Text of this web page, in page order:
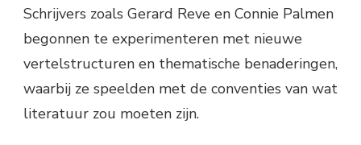
Schrijvers zoals Gerard Reve en Connie Palmen
begonnen te experimenteren met nieuwe
vertelstructuren en thematische benaderingen,
waarbij ze speelden met de conventies van wat
literatuur zou moeten zijn.